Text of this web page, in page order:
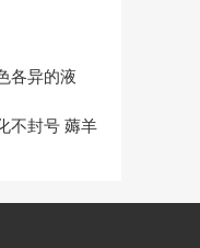
各异的液
不封号 薅羊